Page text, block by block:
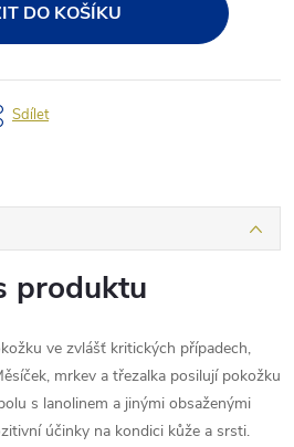
DO KOŠÍKU
Sdílet
produktu
ve zvlášť kritických případech,
mrkev a třezalka posilují pokožku
s lanolinem a jinými obsaženými
účinky na kondici kůže a srsti.